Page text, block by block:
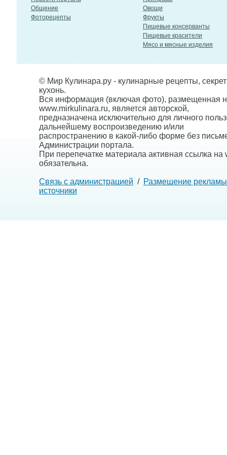
Общение
Фоторецепты
Овощи
Фрукты
Пищевые консерванты
Пищевые красители
Мясо и мясные изделия
© Мир Кулинара.ру - кулинарные рецепты,
кухонь.
Вся информация (включая фото), размещенная
www.mirkulinara.ru, является авторской,
предназначена исключительно для личного
дальнейшему воспроизведению и/или
распространению в какой-либо форме без
Администрации портала.
При перепечатке материала активная ссылка на
обязательна.
Связь с администрацией / Размещение рекламы
источники